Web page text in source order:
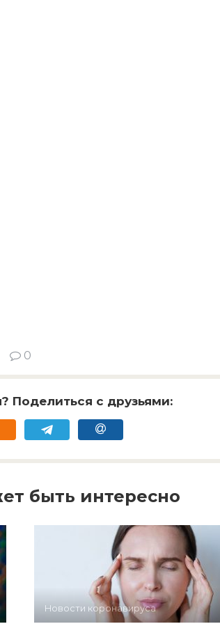
0
Поделиться с друзьями:
быть интересно
Новости коронавируса